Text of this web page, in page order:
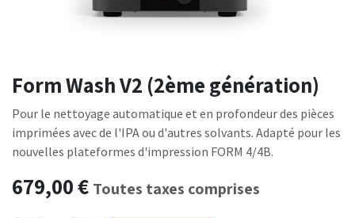
Form Wash V2 (2ème génération)
Pour le nettoyage automatique et en profondeur des pièces
imprimées avec de l'IPA ou d'autres solvants. Adapté pour les
nouvelles plateformes d'impression FORM 4/4B.
679,00€ Toutes taxes comprises